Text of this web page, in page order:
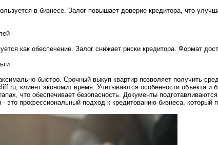
в бизнесе. Залог повышает доверие кредитора, что
как обеспечение. Залог снижает риски кредитора. Формат
быстро. Срочный выкуп квартир позволяет получить
клиент экономит время. Учитываются особенности объекта
что обеспечивает безопасность. Документы
это профессиональный подход к кредитованию бизнеса, который